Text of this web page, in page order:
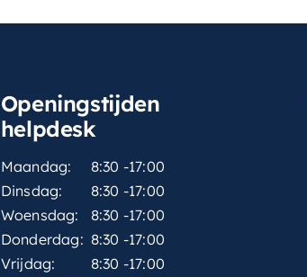
Openingstijden
helpdesk
Maandag:
8:30 -17:00
Dinsdag:
8:30 -17:00
Woensdag:
8:30 -17:00
Donderdag: 8:30 -17:00
Vrijdag:
8:30 -17:00